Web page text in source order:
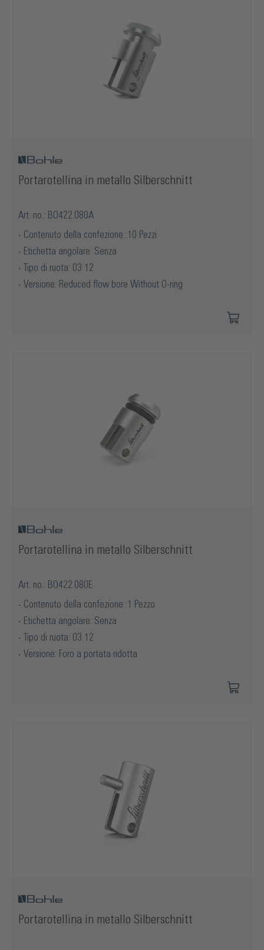
Portarotellina in metallo Silberschnitt
Art. no.: BO422.080A
Contenuto della confezione: 10 Pezzi
Etichetta angolare: Senza
Tipo di ruota: 03 12
Versione: Reduced flow bore Without O-ring
Portarotellina in metallo Silberschnitt
Art. no.: BO422.080E
Contenuto della confezione: 1 Pezzo
Etichetta angolare: Senza
Tipo di ruota: 03 12
Versione: Foro a portata ridotta
Portarotellina in metallo Silberschnitt